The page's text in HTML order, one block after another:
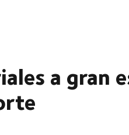
a gran